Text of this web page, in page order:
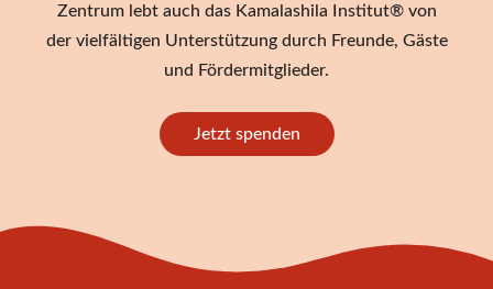
Zentrum lebt auch das Kamalashila Institut® von
der vielfältigen Unterstützung durch Freunde, Gäste
und Fördermitglieder.
Jetzt spenden